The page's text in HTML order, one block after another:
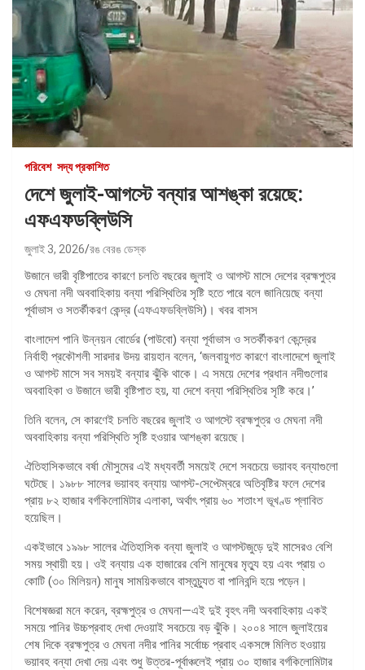
পরিবেশ সদ্য প্রকাশিত
দেশে জুলাই-আগস্টে বন্যার আশঙ্কা রয়েছে:
এফএফডব্লিউসি
জুলাই 3, 2026 রঙ বেরঙ ডেস্ক
উজানে ভারী বৃষ্টিপাতের কারণে চলতি বছরের জুলাই ও আগস্ট মাসে দেশের ব্রহ্মপুত্র
ও মেঘনা নদী অববাহিকায় বন্যা পরিস্থিতির সৃষ্টি হতে পারে বলে জানিয়েছে বন্যা
পূর্বাভাস ও সতর্কীকরণ কেন্দ্র (এফএফডব্লিউসি)। খবর বাসস
বাংলাদেশ পানি উন্নয়ন বোর্ডের (পাউবো) বন্যা পূর্বাভাস ও সতর্কীকরণ কেন্দ্রের
নির্বাহী প্রকৌশলী সারদার উদয় রায়হান বলেন, ‘জলবায়ুগত কারণে বাংলাদেশে জুলাই
ও আগস্ট মাসে সব সময়ই বন্যার ঝুঁকি থাকে। এ সময়ে দেশের প্রধান নদীগুলোর
অববাহিকা ও উজানে ভারী বৃষ্টিপাত হয়, যা দেশে বন্যা পরিস্থিতির সৃষ্টি করে।’
তিনি বলেন, সে কারণেই চলতি বছরের জুলাই ও আগস্টে ব্রহ্মপুত্র ও মেঘনা নদী
অববাহিকায় বন্যা পরিস্থিতি সৃষ্টি হওয়ার আশঙ্কা রয়েছে।
ঐতিহাসিকভাবে বর্ষা মৌসুমের এই মধ্যবর্তী সময়েই দেশে সবচেয়ে ভয়াবহ বন্যাগুলো
ঘটেছে। ১৯৮৮ সালের ভয়াবহ বন্যায় আগস্ট-সেপ্টেম্বরে অতিবৃষ্টির ফলে দেশের
প্রায় ৮২ হাজার বর্গকিলোমিটার এলাকা, অর্থাৎ প্রায় ৬০ শতাংশ ভূখণ্ড প্লাবিত
হয়েছিল।
একইভাবে ১৯৯৮ সালের ঐতিহাসিক বন্যা জুলাই ও আগস্টজুড়ে দুই মাসেরও বেশি
সময় স্থায়ী হয়। ওই বন্যায় এক হাজারের বেশি মানুষের মৃত্যু হয় এবং প্রায় ৩
কোটি (৩০ মিলিয়ন) মানুষ সাময়িকভাবে বাস্তুচ্যুত বা পানিবন্দি হয়ে পড়েন।
বিশেষজ্ঞরা মনে করেন, ব্রহ্মপুত্র ও মেঘনা—এই দুই বৃহৎ নদী অববাহিকায় একই
সময়ে পানির উচ্চপ্রবাহ দেখা দেওয়াই সবচেয়ে বড় ঝুঁকি। ২০০৪ সালে জুলাইয়ের
শেষ দিকে ব্রহ্মপুত্র ও মেঘনা নদীর পানির সর্বোচ্চ প্রবাহ একসঙ্গে মিলিত হওয়ায়
ভয়াবহ বন্যা দেখা দেয় এবং শুধু উত্তর-পূর্বাঞ্চলেই প্রায় ৩০ হাজার বর্গকিলোমিটার